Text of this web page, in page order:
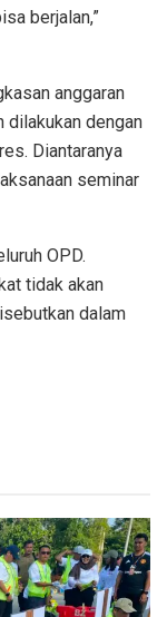
berjalan,”
anggaran
dilakukan dengan
Diantaranya
seminar
OPD.
tidak akan
dalam